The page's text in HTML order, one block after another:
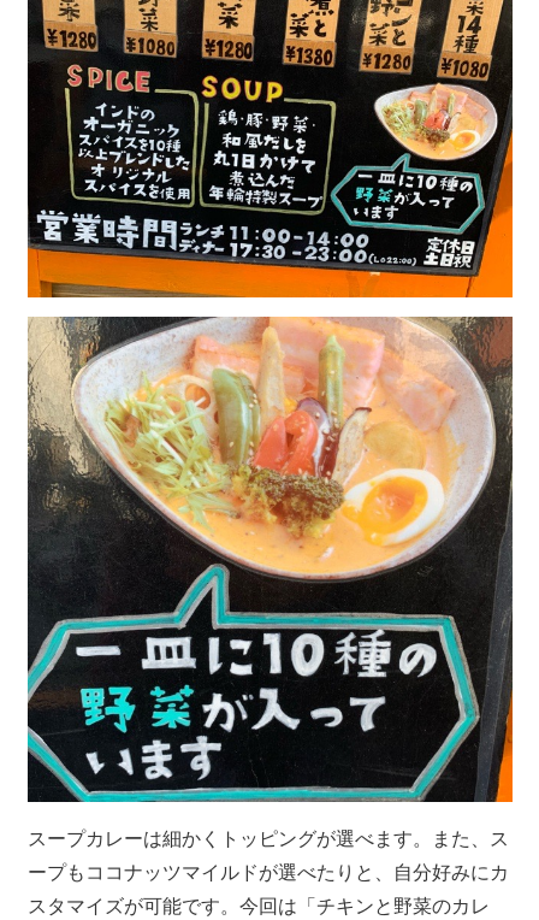
スープカレーは細かくトッピングが選べます。また、ス
ープもココナッツマイルドが選べたりと、自分好みにカ
スタマイズが可能です。今回は「チキンと野菜のカレ